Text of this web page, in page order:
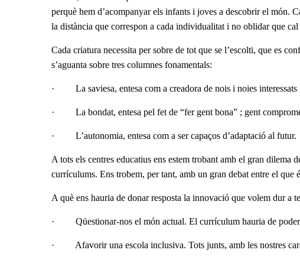
perquè hem d’acompanyar els infants i joves a descobrir el món.
la distància que correspon a cada individualitat i no oblidar que
Cada criatura necessita per sobre de tot que se l’escolti, que es
s’aguanta sobre tres columnes fonamentals:
· La saviesa, entesa com a creadora de nois i noies
· La bondat, entesa pel fet de “fer gent bona” ; gent
· L’autonomia, entesa com a ser capaços d’adaptació al futur.
A tots els centres educatius ens estem trobant amb el gran dilema
currículums. Ens trobem, per tant, amb un gran debat entre el que
A què ens hauria de donar resposta la innovació que volem dur a
· Qüestionar-nos el món actual. El currículum hauria de
· Afavorir una escola inclusiva. Tots junts, amb les nostres